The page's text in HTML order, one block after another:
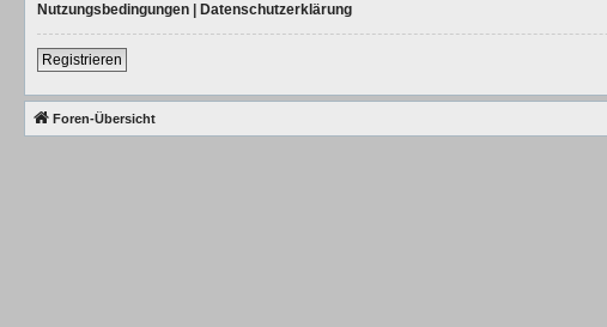
Nutzungsbedingungen
Datenschutzerklärung
Registrieren
Foren-Übersicht